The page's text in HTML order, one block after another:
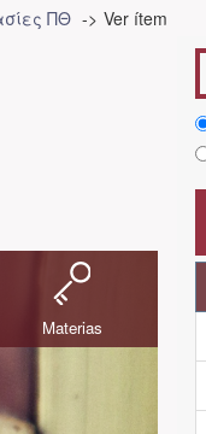
ΠΘ Ver ítem
Materias